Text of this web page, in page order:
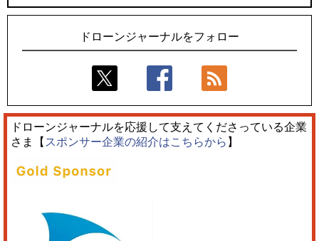
ーンを公開
ドローンジャーナルをフォロー
ドローンジャーナルを応援して支えてくださっている企業
さま【 スポンサー企業の紹介はこちらから 】